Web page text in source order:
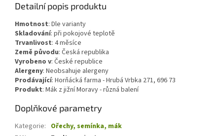
Detailní popis produktu
Hmotnost: Dle varianty
Skladování: při pokojové teplotě
Trvanlivost: 4 měsíce
Země původu: Česká republika
Vyrobeno v: České republice
Alergeny: Neobsahuje alergeny
Prodávající: Horňácká farma - Hrubá Vrbka 271, 696 73
Produkt: Mák z jižní Moravy - různá balení
Doplňkové parametry
Kategorie: Ořechy, semínka, mák